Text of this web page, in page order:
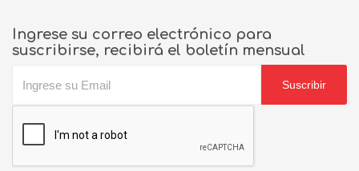
Ingrese su correo electrónico para
suscribirse, recibirá el boletín mensual
Suscribir